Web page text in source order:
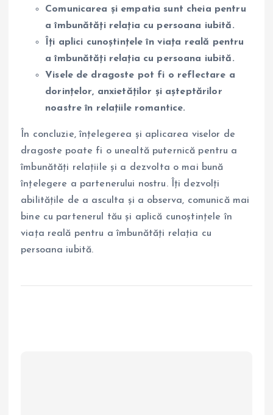
Comunicarea și empatia sunt cheia pentru
a îmbunătăți relația cu persoana iubită.
Îți aplici cunoștințele în viața reală pentru
a îmbunătăți relația cu persoana iubită.
Visele de dragoste pot fi o reflectare a
dorințelor, anxietăților și așteptărilor
noastre în relațiile romantice.
În concluzie, înțelegerea și aplicarea viselor de
dragoste poate fi o unealtă puternică pentru a
îmbunătăți relațiile și a dezvolta o mai bună
înțelegere a partenerului nostru. Îți dezvolți
abilitățile de a asculta și a observa, comunică mai
bine cu partenerul tău și aplică cunoștințele în
viața reală pentru a îmbunătăți relația cu
persoana iubită.